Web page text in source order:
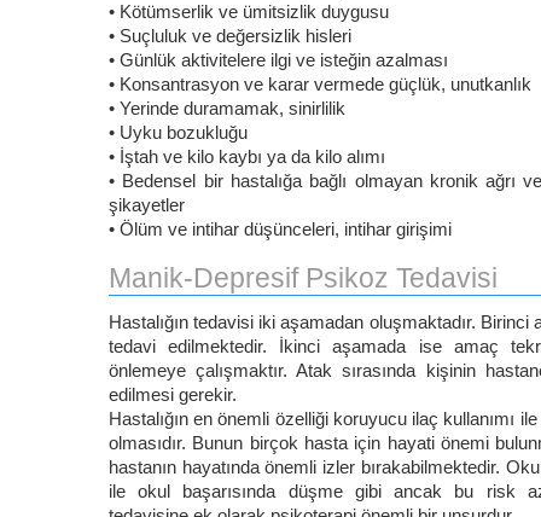
• Kötümserlik ve ümitsizlik duygusu
• Suçluluk ve değersizlik hisleri
• Günlük aktivitelere ilgi ve isteğin azalması
• Konsantrasyon ve karar vermede güçlük, unutkanlık
• Yerinde duramamak, sinirlilik
• Uyku bozukluğu
• İştah ve kilo kaybı ya da kilo alımı
• Bedensel bir hastalığa bağlı olmayan kronik ağrı
şikayetler
• Ölüm ve intihar düşünceleri, intihar girişimi
Manik-Depresif Psikoz Tedavisi
Hastalığın tedavisi iki aşamadan oluşmaktadır. Birinci
tedavi edilmektedir. İkinci aşamada ise amaç
önlemeye çalışmaktır. Atak sırasında kişinin
edilmesi gerekir.
Hastalığın en önemli özelliği koruyucu ilaç kullanımı
olmasıdır. Bunun birçok hasta için hayati önemi
hastanın hayatında önemli izler bırakabilmektedir.
ile okul başarısında düşme gibi ancak bu risk